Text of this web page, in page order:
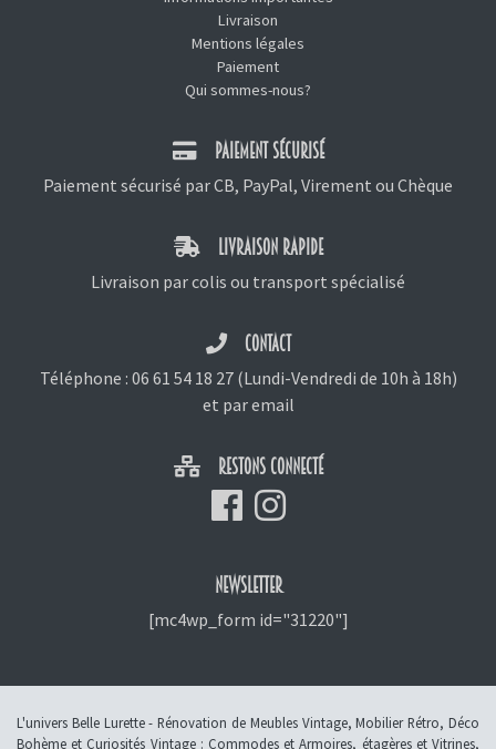
Livraison
Mentions légales
Paiement
Qui sommes-nous?
PAIEMENT SÉCURISÉ
Paiement sécurisé par CB, PayPal, Virement ou Chèque
LIVRAISON RAPIDE
Livraison par colis ou transport spécialisé
CONTACT
Téléphone : 06 61 54 18 27(Lundi-Vendredi de 10h à 18h)
et par email
RESTONS CONNECTÉ
NEWSLETTER
[mc4wp_form id="31220"]
L'univers Belle Lurette - Rénovation de Meubles Vintage, Mobilier Rétro, Déco
Bohème et Curiosités Vintage : Commodes et Armoires, étagères et Vitrines,